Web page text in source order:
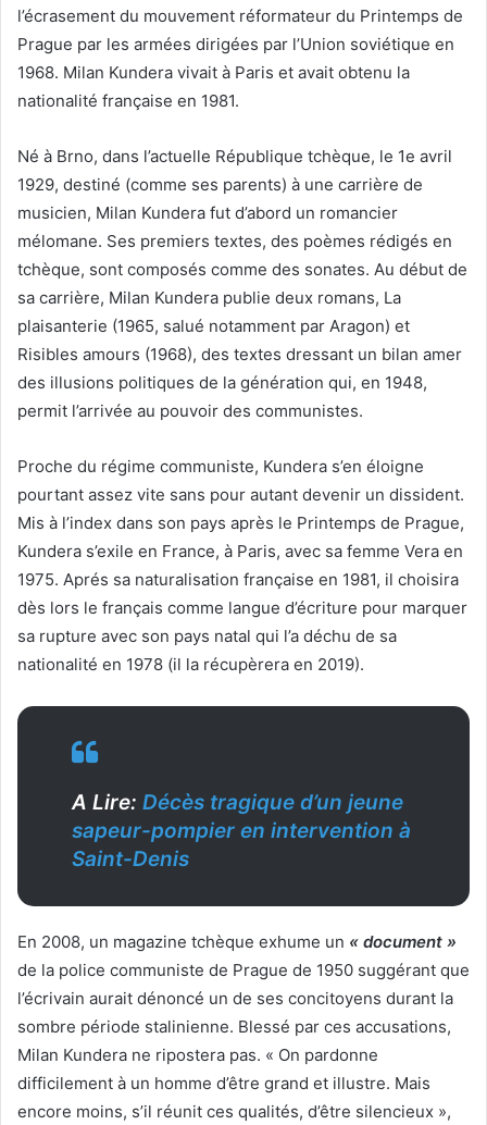
l’écrasement du mouvement réformateur du Printemps de
Prague par les armées dirigées par l’Union soviétique en
1968. Milan Kundera vivait à Paris et avait obtenu la
nationalité française en 1981.
Né à Brno, dans l’actuelle République tchèque, le 1e avril
1929, destiné (comme ses parents) à une carrière de
musicien, Milan Kundera fut d’abord un romancier
mélomane. Ses premiers textes, des poèmes rédigés en
tchèque, sont composés comme des sonates. Au début de
sa carrière, Milan Kundera publie deux romans, La
plaisanterie (1965, salué notamment par Aragon) et
Risibles amours (1968), des textes dressant un bilan amer
des illusions politiques de la génération qui, en 1948,
permit l’arrivée au pouvoir des communistes.
Proche du régime communiste, Kundera s’en éloigne
pourtant assez vite sans pour autant devenir un dissident.
Mis à l’index dans son pays après le Printemps de Prague,
Kundera s’exile en France, à Paris, avec sa femme Vera en
1975. Aprés sa naturalisation française en 1981, il choisira
dès lors le français comme langue d’écriture pour marquer
sa rupture avec son pays natal qui l’a déchu de sa
nationalité en 1978 (il la récupèrera en 2019).
A Lire: Décès tragique d’un jeune
sapeur-pompier en intervention à
Saint-Denis
En 2008, un magazine tchèque exhume un « document »
de la police communiste de Prague de 1950 suggérant que
l’écrivain aurait dénoncé un de ses concitoyens durant la
sombre période stalinienne. Blessé par ces accusations,
Milan Kundera ne ripostera pas. « On pardonne
difficilement à un homme d’être grand et illustre. Mais
encore moins, s’il réunit ces qualités, d’être silencieux »,